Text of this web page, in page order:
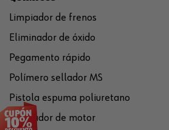
Limpiador de frenos
Eliminador de óxido
Pegamento rápido
Polímero sellador MS
Pistola espuma poliuretano
Limpiador de motor